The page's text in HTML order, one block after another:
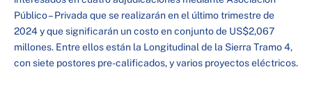
Público – Privada que se realizarán en el último trimestre de
2024 y que significarán un costo en conjunto de US$2,067
millones. Entre ellos están la Longitudinal de la Sierra Tramo 4,
con siete postores pre-calificados, y varios proyectos eléctricos.